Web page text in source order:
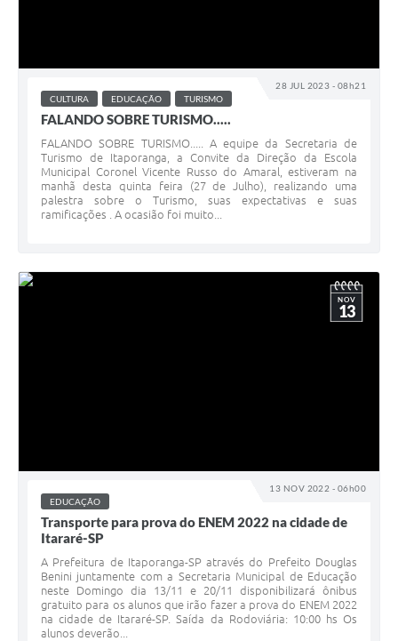
28 JUL 2023 - 08h21
CULTURA EDUCAÇÃO TURISMO
FALANDO SOBRE TURISMO.....
FALANDO SOBRE TURISMO..... A equipe da Secretaria de
Turismo de Itaporanga, a Convite da Direção da Escola
Municipal Coronel Vicente Russo do Amaral, estiveram na
manhã desta quinta feira (27 de Julho), realizando uma
palestra sobre o Turismo, suas expectativas e suas
ramificações . A ocasião foi muito...
13 NOV 2022 - 06h00
NOV
13
EDUCAÇÃO
Transporte para prova do ENEM 2022 na cidade de
Itararé-SP
A Prefeitura de Itaporanga-SP através do Prefeito Douglas
Benini juntamente com a Secretaria Municipal de Educação
neste Domingo dia 13/11 e 20/11 disponibilizará ônibus
gratuito para os alunos que irão fazer a prova do ENEM 2022
na cidade de Itararé-SP. Saída da Rodoviária: 10:00 hs Os
alunos deverão...